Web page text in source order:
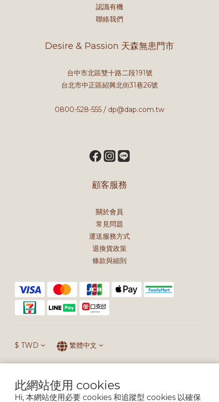
此網站使用 cookies
Hi, 本網站使用必要 cookies 和追蹤型 cookies 以確保
認識有機
聯絡我們
Desire & Passion 天森無患門市
台中市北區雙十路二段191號
台北市中正區紹興北街31巷26號
0800-528-555 / dp@dap.com.tw
顧客服務
關於會員
常見問題
運送服務方式
退換貨政策
條款與細則
$ TWD 繁體中文
提醒您，我們不會以電話或簡訊方式通知變更付款方式。